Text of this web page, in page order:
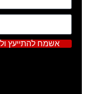
אשמח להתייעץ